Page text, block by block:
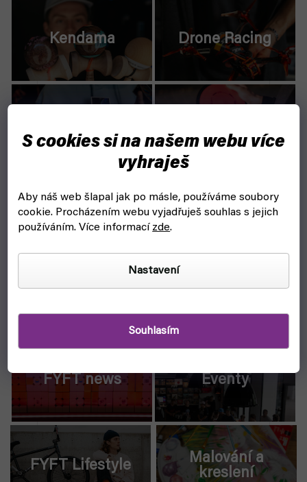
S cookies si na našem webu více
vyhraješ
Aby náš web šlapal jak po másle, používáme soubory
cookie. Procházením webu vyjadřuješ souhlas s jejich
používáním. Více informacízde.
Nastavení
Souhlasím
Kendama Drone Racing
kouzlení
Juggling
Magic: The
gathering
FYFT news Eventy
FYFT Lifestyle
Malování a
kreslení